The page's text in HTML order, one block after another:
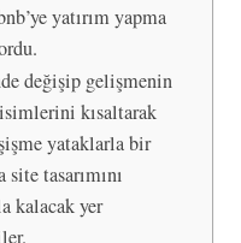
yatırım yapma
değişip gelişmenin
kısaltarak
yataklarla bir
tasarımını
kalacak yer